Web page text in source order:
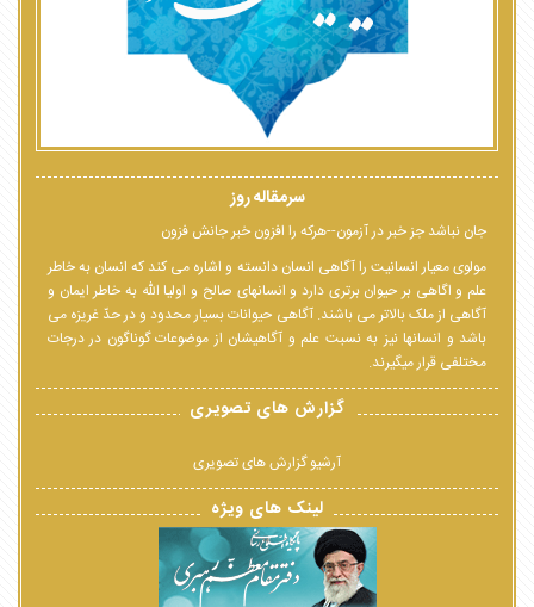
سرمقاله روز
جان نباشد جز خبر در آزمون--هرکه را افزون خبر جانش فزون
مولوی معیار انسانیت را آگاهی انسان دانسته و اشاره می کند که انسان به خاطر
علم و اگاهی بر حیوان برتری دارد و انسانهای صالح و اولیا الله به خاطر ایمان و
آگاهی از ملک بالاتر می باشند. آگاهی حیوانات بسیار محدود و در حدّ غریزه می
باشد و انسانها نیز به نسبت علم و آگاهیشان از موضوعات گوناگون در درجات
مختلفی قرار میگیرند.
گزارش های تصویری
آرشیو گزارش های تصویری
لینک های ویژه